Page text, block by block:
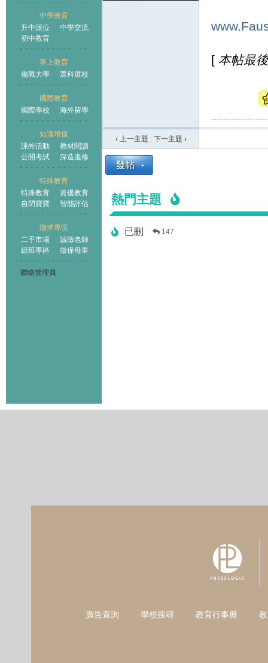
中學教育
升中派位
中學交流
初中教育
專上教育
備戰大學
選科選校
國際教育
國際學校
海外留學
知識增值
課外活動
教材閱讀
公開考試
深造進修
特殊教育
特殊教育
資優教育
自閉寶寶
智能評估
徵求專區
二手市場
誠徵老師
組班專區
徵保母車
聯絡管理員
[ 本帖最
‹ 上一主題 下一主題 ›
熱門主題
已刪 147
廣告查詢 學校搜尋 教育行事曆